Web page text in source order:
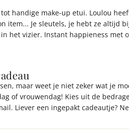
tot handige make-up etui. Loulou
item... Je sleutels, je hebt ze altijd
het vizier. Instant happieness met
maar weet je niet zeker wat je
of vrouwendag! Kies uit de
Liever een ingepakt cadeautje?